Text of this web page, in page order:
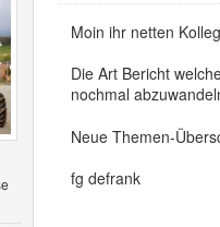
Moin ihr netten
Die Art Bericht
nochmal
Neue Themen-
fg defrank